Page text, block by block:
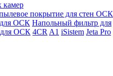
камер
покрытие для стен ОСК
для ОСК Напольный фильтр для
для ОСК 4CR A1 iSistem Jeta Pro